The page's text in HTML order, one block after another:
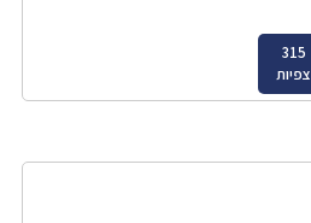
315
צפיות